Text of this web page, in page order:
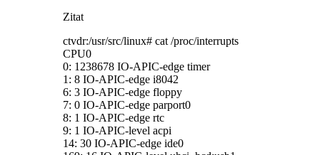
Zitat
ctvdr:/usr/src/linux# cat /proc/interrupts
CPU0
0: 1238678 IO-APIC-edge timer
1: 8 IO-APIC-edge i8042
6: 3 IO-APIC-edge floppy
7: 0 IO-APIC-edge parport0
8: 1 IO-APIC-edge rtc
9: 1 IO-APIC-level acpi
14: 30 IO-APIC-edge ide0